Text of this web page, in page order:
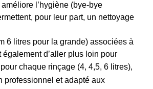
l’hygiène (bye-bye
pour leur part, un nettoyage
6 litres pour la grande) associées à
d’aller plus loin pour
chaque rinçage (4, 4,5, 6 litres),
professionnel et adapté aux